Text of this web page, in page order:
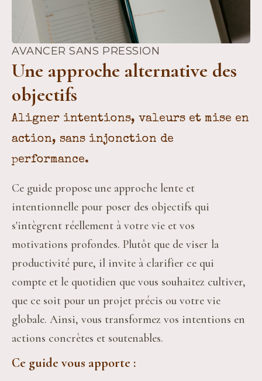
AVANCER SANS PRESSION
Une approche alternative des
objectifs
Aligner intentions, valeurs et mise en
action, sans injonction de
performance.
Ce guide propose une approche lente et
intentionnelle pour poser des objectifs qui
s'intègrent réellement à votre vie et vos
motivations profondes. Plutôt que de viser la
productivité pure, il invite à clarifier ce qui
compte et le quotidien que vous souhaitez cultiver,
que ce soit pour un projet précis ou votre vie
globale. Ainsi, vous transformez vos intentions en
actions concrètes et soutenables.
Ce guide vous apporte :